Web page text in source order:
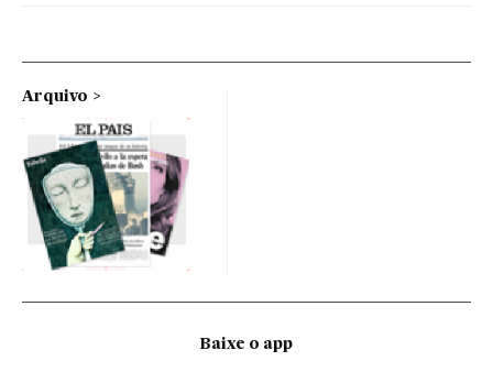
Arquivo
Baixe o app